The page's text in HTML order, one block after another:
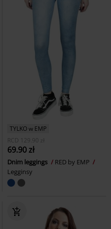
TYLKO w EMP
RCD 129.90 zł
69.90 zł
Dnim leggings
RED by EMP
Legginsy